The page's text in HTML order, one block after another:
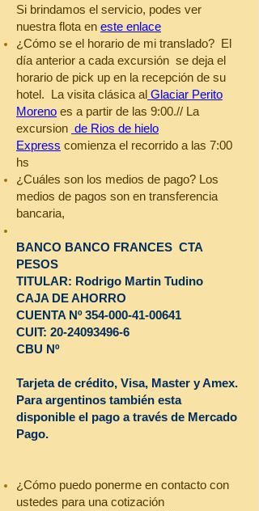
Si brindamos el servicio, podes ver
nuestra flota en este enlace
¿Cómo se el horario de mi translado? El
día anterior a cada excursión se deja el
horario de pick up en la recepción de su
hotel. La visita clásica al Glaciar Perito
Moreno es a partir de las 9:00.// La
excursion de Rios de hielo
Express comienza el recorrido a las 7:00
hs
¿Cuáles son los medios de pago? Los
medios de pagos son en transferencia
bancaria,
BANCO BANCO FRANCES CTA
PESOS
TITULAR: Rodrigo Martin Tudino
CAJA DE AHORRO
CUENTA Nº354-000-41-00641
CUIT: 20-24093496-6
CBU Nº
Tarjeta de crédito, Visa, Master y Amex.
Para argentinos también esta
disponible el pago a través de Mercado
Pago.
¿Cómo puedo ponerme en contacto con
ustedes para una cotización